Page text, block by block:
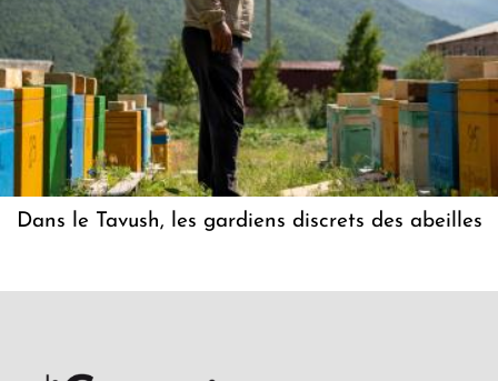
Dans le Tavush, les gardiens discrets des abeilles